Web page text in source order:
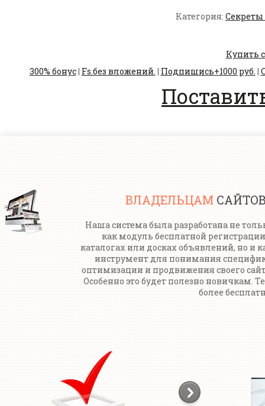
Категория:
Купить
300% бонус| Fs.без вложений. | Подпишись+1000 руб. |
ВЛАДЕЛЬЦАМ
Наша система была разработана не
как модуль бесплатной
каталогах или досках объявлений, но и
инструмент для понимания
оптимизации и продвижения своего
Особенно это будет полезно новичкам.
более